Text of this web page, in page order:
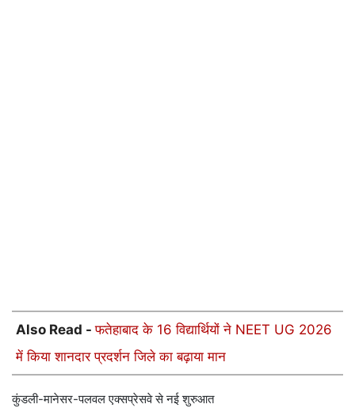
Also Read -फतेहाबाद के 16 विद्यार्थियों ने NEET UG 2026
में किया शानदार प्रदर्शन जिले का बढ़ाया मान
कुंडली-मानेसर-पलवल एक्सप्रेसवे से नई शुरुआत